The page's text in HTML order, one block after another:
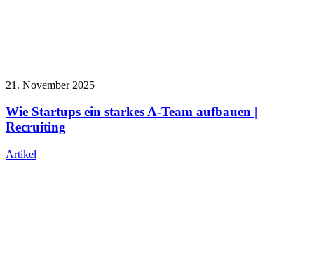
21. November 2025
Wie Startups ein starkes A-Team aufbauen |
Recruiting
Artikel